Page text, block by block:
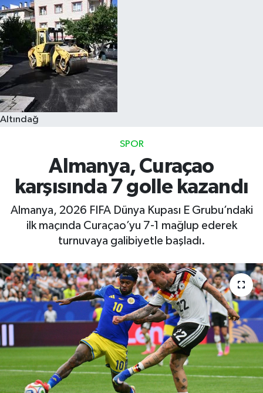
Altındağ
SPOR
Almanya, Curaçao
karşısında 7 golle kazandı
Almanya, 2026 FIFA Dünya Kupası E Grubu’ndaki
ilk maçında Curaçao’yu 7-1 mağlup ederek
turnuvaya galibiyetle başladı.